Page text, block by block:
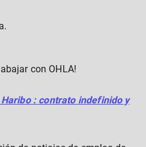
con OHLA!
: contrato indefinido y